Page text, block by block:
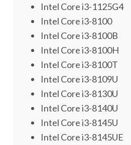
Intel Core i3-1125G4
Intel Core i3-8100
Intel Core i3-8100B
Intel Core i3-8100H
Intel Core i3-8100T
Intel Core i3-8109U
Intel Core i3-8130U
Intel Core i3-8140U
Intel Core i3-8145U
Intel Core i3-8145UE